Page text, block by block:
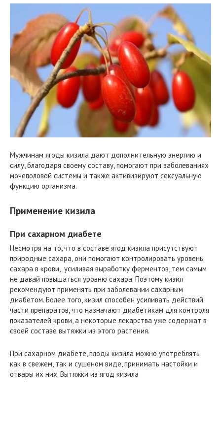
Мужчинам ягоды кизила дают дополнительную энергию и
силу, благодаря своему составу, помогают при заболеваниях
мочеполовой системы и также активизируют сексуальную
функцию организма.
Применение кизила
При сахарном диабете
Несмотря на то, что в составе ягод кизила присутствуют
природные сахара, они помогают контролировать уровень
сахара в крови, усиливая выработку ферментов, тем самым
не давай повышаться уровню сахара. Поэтому кизил
рекомендуют применять при заболевании сахарным
диабетом. Более того, кизил способен усиливать действий
части препаратов, что назначают диабетикам для контроля
показателей крови, а некоторые лекарства уже содержат в
своей составе вытяжки из этого растения.
При сахарном диабете, плоды кизила можно употреблять
как в свежем, так и сушеном виде, принимать настойки и
отвары их них. Вытяжки из ягод кизила